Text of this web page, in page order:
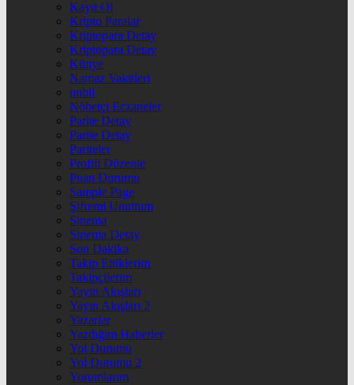
Kayıt Ol
Kripto Paralar
Kriptopara Detay
Kriptopara Detay
Künye
Namaz Vakitleri
nnbil
Nöbetçi Eczaneler
Parite Detay
Parite Detay
Pariteler
Profili Düzenle
Puan Durumu
Sample Page
Şifremi Unuttum
Sinema
Sinema Detay
Son Dakika
Takip Ettiklerim
Takipçilerim
Yayın Akışları
Yayın Akışları 2
Yazarlar
Yazdığım Haberler
Yol Durumu
Yol Durumu 2
Yorumlarım